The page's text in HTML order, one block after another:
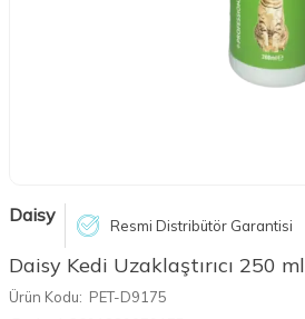
Daisy Resmi Distribütör Garantisi
Daisy Kedi Uzaklaştırıcı 250 ml
Ürün Kodu: PET-D9175